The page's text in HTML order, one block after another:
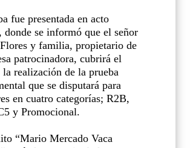
fue presentada en acto
donde se informó que el señor
y familia, propietario de
patrocinadora, cubrirá el
la realización de la prueba
que se disputará para
en cuatro categorías; R2B,
y Promocional.
“Mario Mercado Vaca